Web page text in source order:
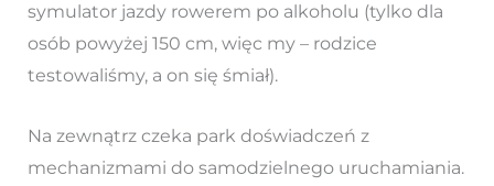
symulator jazdy rowerem po alkoholu (tylko dla
osób powyżej 150 cm, więc my – rodzice
testowaliśmy, a on się śmiał).
Na zewnątrz czeka park doświadczeń z
mechanizmami do samodzielnego uruchamiania.